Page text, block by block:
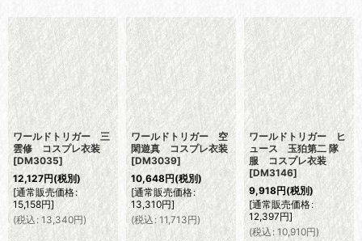
並び順:
絞り込む
ワールドトリガー 三
雲修 コスプレ衣装
[DM3035]
12,127円(税別)
[通常販売価格:
15,158円]
(税込 : 13,340円)
ワールドトリガー 空
閑遊真 コスプレ衣装
[DM3039]
10,648円(税別)
[通常販売価格:
13,310円]
(税込 : 11,713円)
ワールドトリガー ヒ
ュース 玉狛第二 隊
服 コスプレ衣装
[DM3146]
9,918円(税別)
[通常販売価格:
12,397円]
(税込: 10,910円)